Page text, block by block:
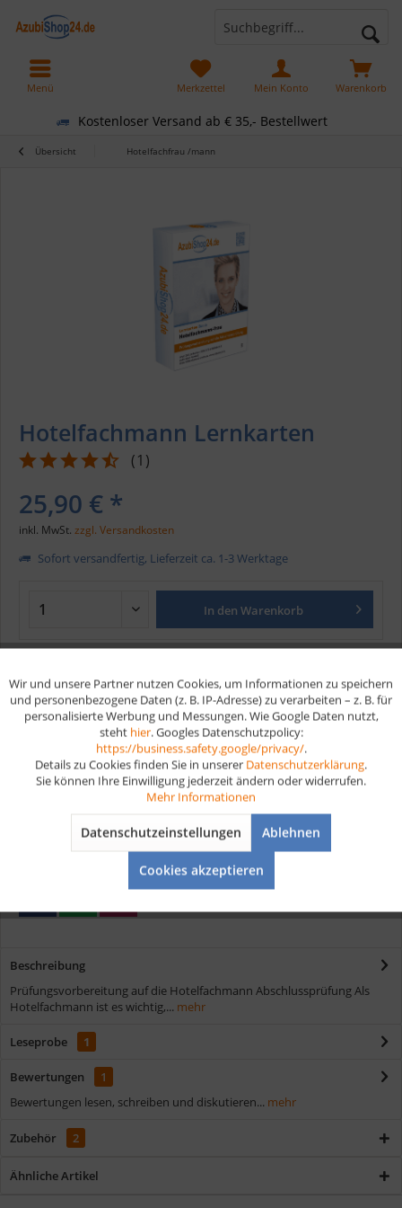
Kostenloser Versand ab € 35,- Bestellwert
Warenkorb
Merkzettel Mein Konto
Menü
Übersicht Hotelfachfrau /mann
Hotelfachmann Lernkarten
(1 )
25,90 € *
inkl. MwSt. zzgl. Versandkosten
Sofort versandfertig, Lieferzeit ca. 1-3 Werktage
In den Warenkorb
Artikel-Nr.:
110
EAN
9783943608038
Vorteile
Kostenloser Versand ab € 35,- Bestellwert
Schnelle Lieferung
Verschiedene Zahlungsmöglichkeiten
Beschreibung
Prüfungsvorbereitung auf die Hotelfachmann Abschlussprüfung Als
Hotelfachmann ist es wichtig,... mehr
Leseprobe 1
Bewertungen
1
Bewertungen lesen, schreiben und diskutieren... mehr
Zubehör 2
Ähnliche Artikel
Funktionale Aktiv
Aktiv
Wir und unsere Partner nutzen Cookies, um Informationen zu speichern
und personenbezogene Daten (z. B. IP-Adresse) zu verarbeiten – z. B. für
personalisierte Werbung und Messungen. Wie Google Daten nutzt,
steht hier. Googles Datenschutzpolicy:
https://business.safety.google/privacy/.
Details zu Cookies finden Sie in unserer Datenschutzerklärung.
Sie können Ihre Einwilligung jederzeit ändern oder widerrufen.
Mehr Informationen
Datenschutzeinstellungen Ablehnen
Cookies akzeptieren